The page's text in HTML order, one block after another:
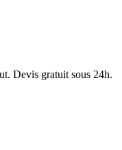
Devis gratuit sous 24h.